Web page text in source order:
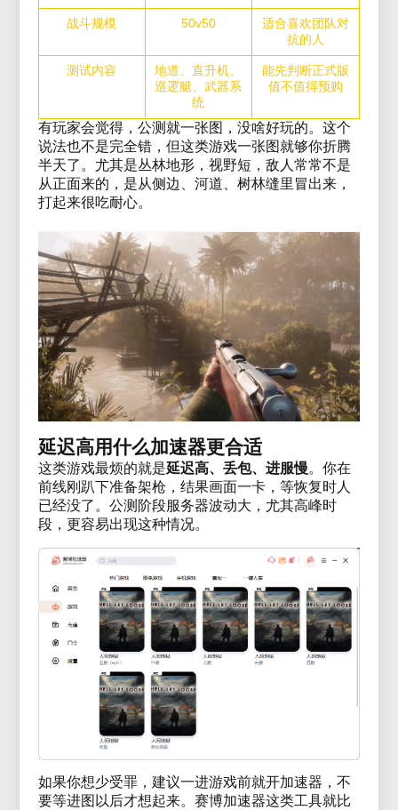
战斗规模 50v50
适合喜欢团队对
抗的人
测试内容
地道、直升机、
巡逻艇、武器系
统
能先判断正式版
值不值得预购
有玩家会觉得，公测就一张图，没啥好玩的。这个
说法也不是完全错，但这类游戏一张图就够你折腾
半天了。尤其是丛林地形，视野短，敌人常常不是
从正面来的，是从侧边、河道、树林缝里冒出来，
打起来很吃耐心。
延迟高用什么加速器更合适
这类游戏最烦的就是延迟高、丢包、进服慢。你在
前线刚趴下准备架枪，结果画面一卡，等恢复时人
已经没了。公测阶段服务器波动大，尤其高峰时
段，更容易出现这种情况。
如果你想少受罪，建议一进游戏前就开加速器，不
要等进图以后才想起来。赛博加速器这类工具就比